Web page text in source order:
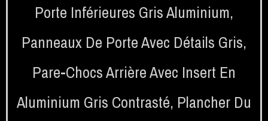
Porte Inférieures Gris Aluminium,
Panneaux De Porte Avec Détails Gris,
Pare-Chocs Arrière Avec Insert En
Aluminium Gris Contrasté, Plancher Du